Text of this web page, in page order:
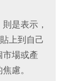
是表示，
上到自己
市場或產
慮。